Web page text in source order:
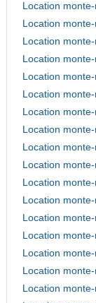
Location
Location
Location
Location
Location
Location
Location
Location
Location
Location
Location
Location
Location
Location
Location
Location
Location